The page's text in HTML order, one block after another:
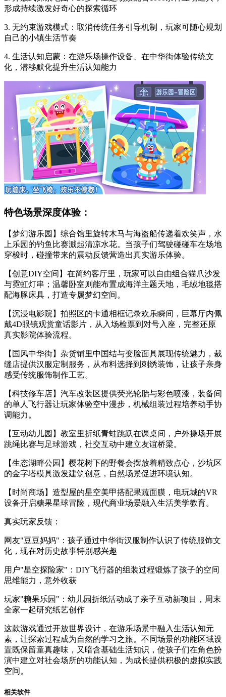
形成持续激发好奇心的探索循环
3. 无约束游戏模式：取消传统任务引导机制，玩家可随心规划
自己的小镇生活节奏
4. 生活认知启蒙：在游乐场操作设备、在中华街体验传统文
化，潜移默化提升生活认知能力
特色场景深度体验：
【梦幻游乐园】综合馆里旋转木马与海盗船传递着欢笑声，水
上乐园的钓鱼比赛溅起清凉水花。当孩子们驾驶碰碰车在场地
穿梭时，碰撞带来的震动反馈营造出真实游乐体验。
【创意DIY空间】在简约客厅里，玩家可以自由组合猫爪沙发
与霓虹灯串；温馨卧室则能布置成海洋主题天地，毛绒地毯搭
配海豚床具，打造专属梦幻空间。
【沉浸电影院】拍照区的卡通相框记录欢乐瞬间，巨幕厅内佩
戴4D眼镜观赏童话影片，从入场检票到对号入座，完整还原
真实影院体验流程。
【国风中华街】杂货铺里中国结与变脸面具展现传统魅力，裁
缝店提供汉服定制服务，从布料选择到刺绣装饰，让孩子亲身
感受传统服饰制作工艺。
【科技修车店】汽车改装区提供荧光轮胎与彩色喷漆，装备间
的单人飞行器让玩家体验空中漫步，机械组装过程培养动手协
调能力。
【互动幼儿园】教室里折纸青蛙跳跃在课桌间，户外操场开展
跳绳比赛与足球游戏，社交互动中建立友谊桥梁。
【生态湖畔公园】樱花树下的野餐会摆放着精致点心，沙坑区
的金字塔模具激发建筑创意，自然场景促进环境认知。
【时尚商场】造型屋的星空美甲搭配果蔬面膜，电玩城的VR
设备开启糖果星球冒险，现代商业场景融入生活美学教育。
真实玩家反馈：
网友"豆豆妈妈"：孩子通过中华街汉服制作认识了传统服饰文
化，现在对历史故事特别感兴趣
用户"星空探险家"：DIY飞行器的组装过程锻炼了孩子的空间
思维能力，意外收获
玩家"糖果乐园"：幼儿园折纸活动成了亲子互动新项目，周末
全家一起研究纸艺创作
这款游戏通过开放世界设计，在游乐场景中融入生活认知元
素，让探索过程成为自然的学习之旅。不同场景的功能区域设
置既保留童真趣味，又暗含基础生活知识，使孩子们在角色扮
演中建立对社会场所的功能认知，为成长提供积极的虚拟实践
空间。
相关软件